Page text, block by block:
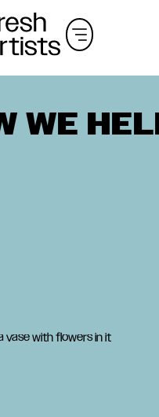
WE HEL